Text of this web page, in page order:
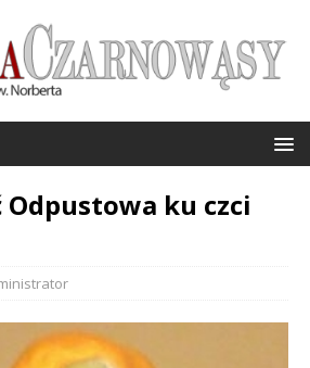
Odpustowa ku czci